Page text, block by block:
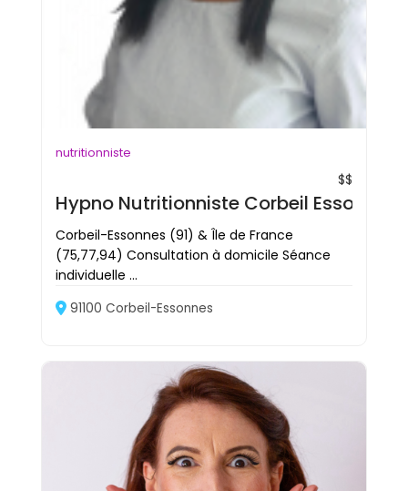
nutritionniste
$$
Hypno Nutritionniste Corbeil Essonnes
Corbeil-Essonnes (91) & Île de France
(75,77,94) Consultation à domicile Séance
individuelle ...
91100 Corbeil-Essonnes